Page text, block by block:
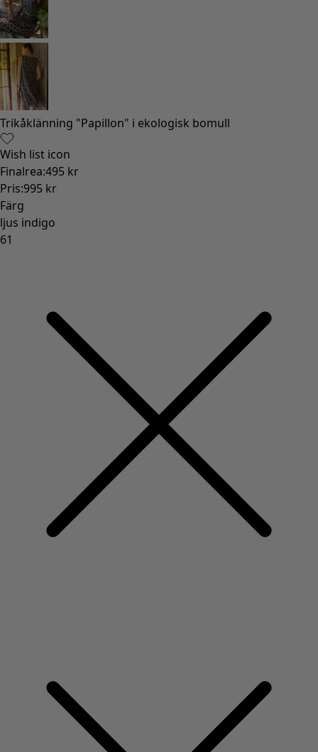
Lantlig inredning
Rolig inredning
Färgglad inredning
Blommig inredning
Natur
Bohemisk inredning
Skandinavisk inredning
Mysig inredning